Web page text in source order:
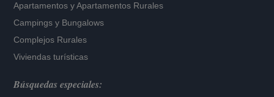
Apartamentos yApartamentos Rurales
Campings y Bungalows
Complejos Rurales
Viviendas turísticas
Búsquedas especiales: